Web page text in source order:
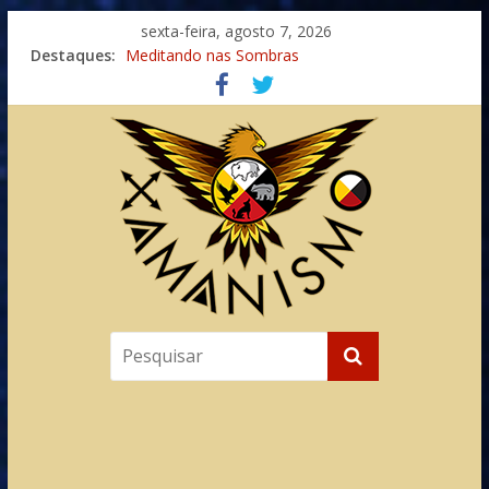
sexta-feira, agosto 7, 2026
Destaques:
Imaginação na Cura
Meditando nas Sombras
Autosuficiência: A Jornada do Espírito Ancestral
Xamanismo Universal
Totens – Caminho Espiritual – Crescimento